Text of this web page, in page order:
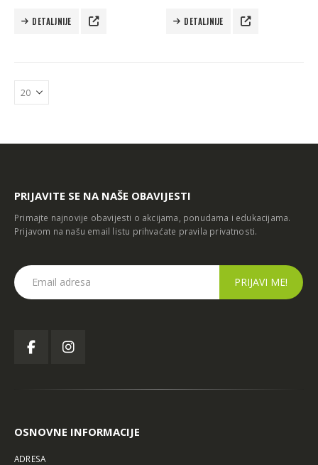
DETALJNIJE DETALJNIJE
3d printer Formlabs Form 4b
Evetric Flow Evetric Flow
PRIJAVITE SE NA NAŠE OBAVIJESTI
Primajte najnovije obavijesti o akcijama, ponudama i edukacijama.
Prijavom na našu email listu prihvaćate pravila privatnosti.
OSNOVNE INFORMACIJE
ADRESA